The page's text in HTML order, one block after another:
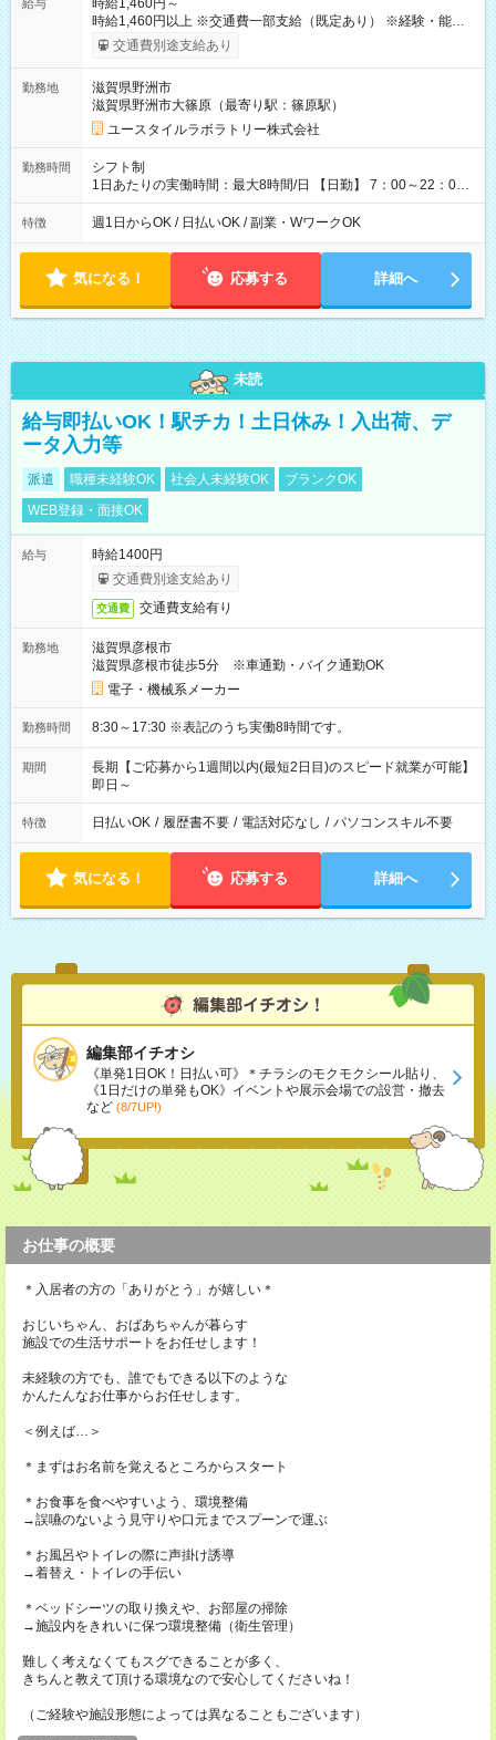
給与
時給1,460円～
時給1,460円以上 ※交通費一部支給（既定あり） ※経験・能力を
考慮して決定します 【収入例】 週1回勤務の場合：1,460円×8時
間×4回=4万6,720円 週3回勤務の場合：1,460円×8時間×12回
3,600円 【試用期間】試用期間あり 試用期間の長さ：2ヶ月
※ 雇用形態と給与に、本採用時と異なる部分があります。 雇用
形態：本採用時と同じです。 給与：時給 1,080円以上
交通費別途支給あり
勤務地
滋賀県野洲市
滋賀県野洲市大篠原（最寄り駅：篠原駅）
ユースタイルラボラトリー株式会社
勤務時間
シフト制
1日あたりの実働時間：最大8時間/日 【日勤】 7：00～22：00
の間で8時間勤務（休憩時間は法定通り） ※週1日～OK ／ 夜勤
なし ＊＊ 勤務時間例 ＊＊ ■8時から17時 ■9時から18時 ■10
定（毎週同じ曜日勤務）
特徴 週1日からOK / 日払いOK / 副業・WワークOK
気になる！ 応募する 詳細へ
未読
給与即払いOK！駅チカ！土日休み！入出荷、デ
ータ入力等
派遣 職種未経験OK 社会人未経験OK
ブランクOK
WEB登録・面接OK
給与
時給1400円
交通費別途支給あり
交通費 交通費支給有り
勤務地
滋賀県彦根市
滋賀県彦根市徒歩5分 ※車通勤・バイク通勤OK
電子・機械系メーカー
勤務時間 8:30～17:30 ※表記のうち実働8時間です。
期間
長期【ご応募から1週間以内(最短2日目)のスピード就業が可能】
即日～
特徴 日払いOK / 履歴書不要 / 電話対応なし / パソコンスキル不要
気になる！ 応募する 詳細へ
編集部イチオシ
《単発1日OK！日払い可》＊チラシのモクモクシール貼り、
《1日だけの単発もOK》イベントや展示会場での設営・撤去
など (8/7UP!)
お仕事の概要
＊入居者の方の「ありがとう」が嬉しい＊
おじいちゃん、おばあちゃんが暮らす
施設での生活サポートをお任せします！
未経験の方でも、誰でもできる以下のような
かんたんなお仕事からお任せします。
＜例えば…＞
＊まずはお名前を覚えるところからスタート
＊お食事を食べやすいよう、環境整備
→誤嚥のないよう見守りや口元までスプーンで運ぶ
＊お風呂やトイレの際に声掛け誘導
→着替え・トイレの手伝い
＊ベッドシーツの取り換えや、お部屋の掃除
→施設内をきれいに保つ環境整備（衛生管理）
難しく考えなくてもスグできることが多く、
きちんと教えて頂ける環境なので安心してくださいね！
（ご経験や施設形態によっては異なることもございます）